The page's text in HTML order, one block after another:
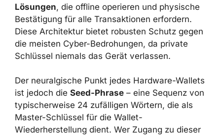
Lösungen, die offline operieren und physische
Bestätigung für alle Transaktionen erfordern.
Diese Architektur bietet robusten Schutz gegen
die meisten Cyber-Bedrohungen, da private
Schlüssel niemals das Gerät verlassen.
Der neuralgische Punkt jedes Hardware-Wallets
ist jedoch die Seed-Phrase – eine Sequenz von
typischerweise 24 zufälligen Wörtern, die als
Master-Schlüssel für die Wallet-
Wiederherstellung dient. Wer Zugang zu dieser